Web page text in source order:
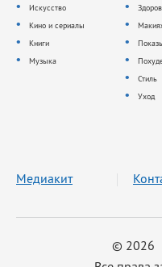
Искусство
Кино и сериалы
Книги
Музыка
Стиль
Уход
© 2026
Медиакит